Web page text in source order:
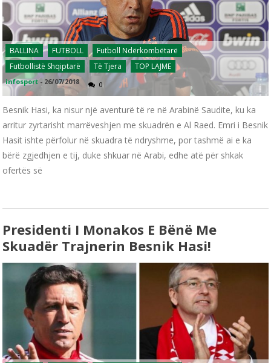
BALLINA FUTBOLL
Futboll Ndërkombëtarë
Futbollistë Shqiptarë
Të Tjera TOP LAJME
infosport - 26/07/2018 0
Besnik Hasi, ka nisur një aventurë të re në Arabinë Saudite, ku ka
arritur zyrtarisht marrëveshjen me skuadrën e Al Raed. Emri i Besnik
Hasit ishte përfolur në skuadra të ndryshme, por tashmë ai e ka
bërë zgjedhjen e tij, duke shkuar në Arabi, edhe atë për shkak
ofertës së
Presidenti I Monakos E Bënë Me
Skuadër Trajnerin Besnik Hasi!